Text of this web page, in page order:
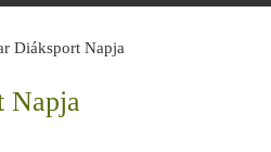
Diáksport Napja
Napja